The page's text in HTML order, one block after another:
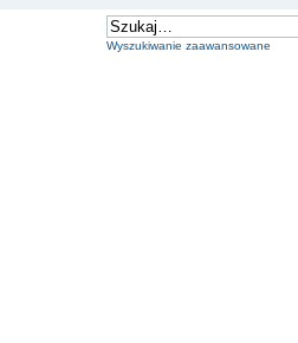
Wyszukiwanie zaawansowane